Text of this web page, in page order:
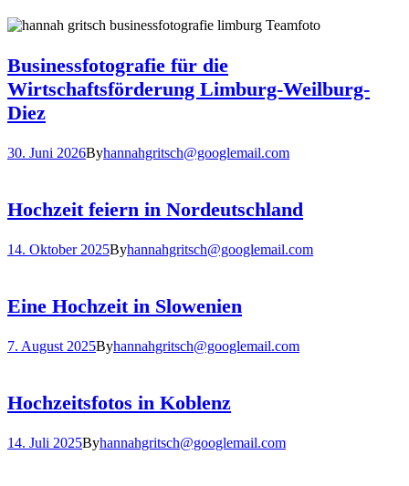
Businessfotografie für die
Wirtschaftsförderung Limburg-Weilburg-
Diez
30. Juni 2026Byhannahgritsch@googlemail.com
Hochzeit feiern in Nordeutschland
14. Oktober 2025Byhannahgritsch@googlemail.com
Eine Hochzeit in Slowenien
7. August 2025Byhannahgritsch@googlemail.com
Hochzeitsfotos in Koblenz
14. Juli 2025Byhannahgritsch@googlemail.com